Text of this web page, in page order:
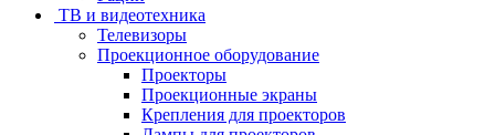
ТВ и видеотехника
Телевизоры
Проекционное оборудование
Проекторы
Проекционные экраны
Крепления для проекторов